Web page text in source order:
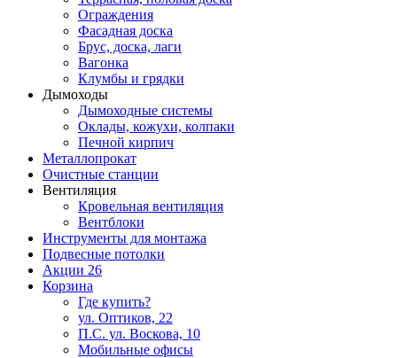
Ограждения
Фасадная доска
Брус, доска, лаги
Вагонка
Клумбы и грядки
Дымоходы
Дымоходные системы
Оклады, кожухи, колпаки
Печной кирпич
Металлопрокат
Очистные станции
Вентиляция
Кровельная вентиляция
Вентблоки
Инструменты для монтажа
Подвесные потолки
Акции 26
Корзина
Где купить?
ул. Оптиков, 22
П.С. ул. Воскова, 10
Мобильные офисы